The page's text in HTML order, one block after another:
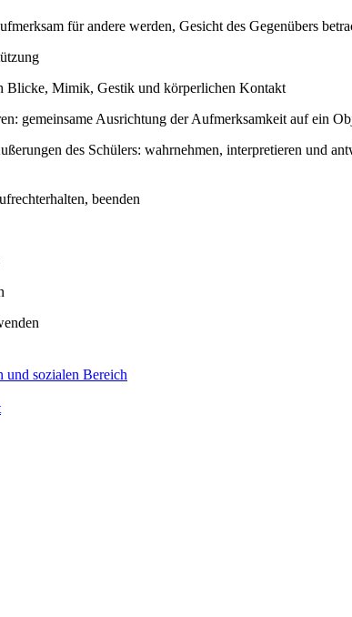
für andere werden, Gesicht des Gegenübers
Blicke, Mimik, Gestik und körperlichen Kontakt
gemeinsame Ausrichtung der Aufmerksamkeit auf ein
des Schülers: wahrnehmen, interpretieren und
beenden
und sozialen Bereich